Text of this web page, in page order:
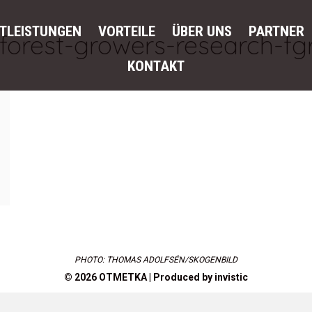
VORTEILE ÜBER UNS PARTNER
KONTAKT
growers-research-
PHOTO: THOMAS ADOLFSÉN/SKOGENBILD
© 2026 OTMETKA | Produced by invistic